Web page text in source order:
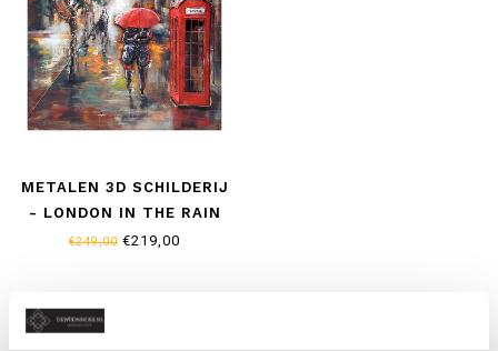
METALEN 3D SCHILDERIJ
- LONDON IN THE RAIN
€249,00 €219,00